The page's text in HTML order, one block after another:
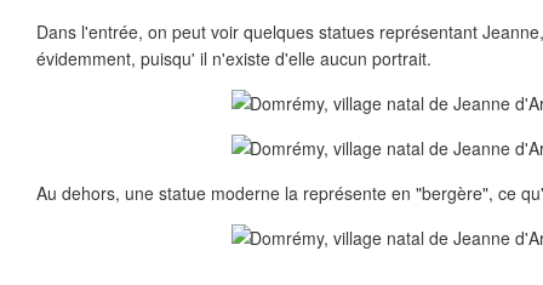
Dans l'entrée, on peut voir quelques statues représentant
évidemment, puisqu' il n'existe d'elle aucun portrait.
Au dehors, une statue moderne la représente en "bergère", ce